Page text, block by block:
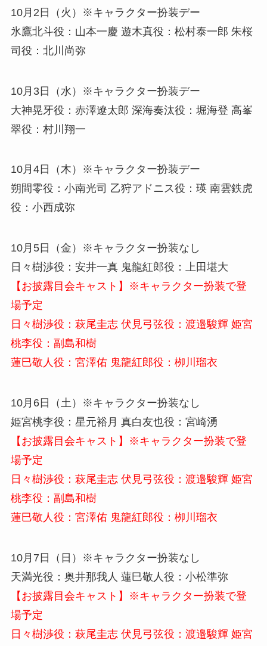
10月2日（火）※キャラクター扮装デー
氷鷹北斗役：山本一慶 遊木真役：松村泰一郎 朱桜
司役：北川尚弥
10月3日（水）※キャラクター扮装デー
大神晃牙役：赤澤遼太郎 深海奏汰役：堀海登 高峯
翠役：村川翔一
10月4日（木）※キャラクター扮装デー
朔間零役：小南光司 乙狩アドニス役：瑛 南雲鉄虎
役：小西成弥
10月5日（金）※キャラクター扮装なし
日々樹渉役：安井一真 鬼龍紅郎役：上田堪大
【お披露目会キャスト】※キャラクター扮装で登
場予定
日々樹渉役：萩尾圭志 伏見弓弦役：渡邉駿輝 姫宮
桃李役：副島和樹
蓮巳敬人役：宮澤佑 鬼龍紅郎役：栁川瑠衣
10月6日（土）※キャラクター扮装なし
姫宮桃李役：星元裕月 真白友也役：宮崎湧
【お披露目会キャスト】※キャラクター扮装で登
場予定
日々樹渉役：萩尾圭志 伏見弓弦役：渡邉駿輝 姫宮
桃李役：副島和樹
蓮巳敬人役：宮澤佑 鬼龍紅郎役：栁川瑠衣
10月7日（日）※キャラクター扮装なし
天満光役：奥井那我人 蓮巳敬人役：小松準弥
【お披露目会キャスト】※キャラクター扮装で登
場予定
日々樹渉役：萩尾圭志 伏見弓弦役：渡邉駿輝 姫宮